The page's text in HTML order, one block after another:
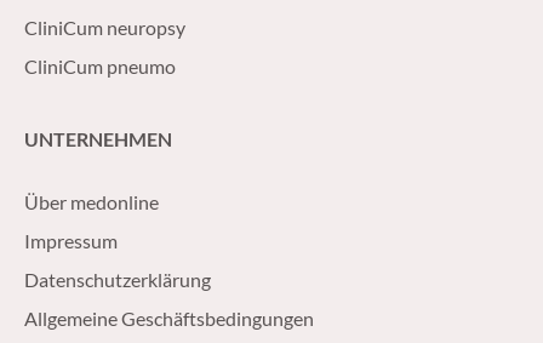
CliniCum neuropsy
CliniCum pneumo
UNTERNEHMEN
Über medonline
Impressum
Datenschutzerklärung
Allgemeine Geschäftsbedingungen